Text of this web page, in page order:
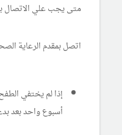
متى يجب علي الاتصال
اتصل بمقدم الرعاية
إذا لم يختفي
أسبوع واحد بعد